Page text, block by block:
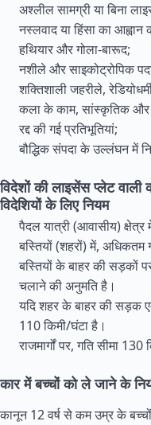
अश्लील सामग्री या बिना
नस्लवाद या हिंसा का आह्वान
हथियार और गोला-बारूद;
नशीले और साइकोट्रोपिक
शक्तिशाली जहरीले,
कला के काम, सांस्कृतिक और
रद्द की गई प्रतिभूतियां;
बौद्धिक संपदा के उल्लंघन में
विदेशों की लाइसेंस प्लेट
विदेशियों के लिए नियम
पैदल यात्री (आवासीय) क्षेत्र
बस्तियों (शहरों) में, अधिकतम
बस्तियों के बाहर की सड़कों
चलाने की अनुमति है।
यदि शहर के बाहर की सड़क
110 किमी/घंटा है।
राजमार्गों पर, गति सीमा 130
कार में बच्चों को ले जाने के
कानून 12 वर्ष से कम उम्र के